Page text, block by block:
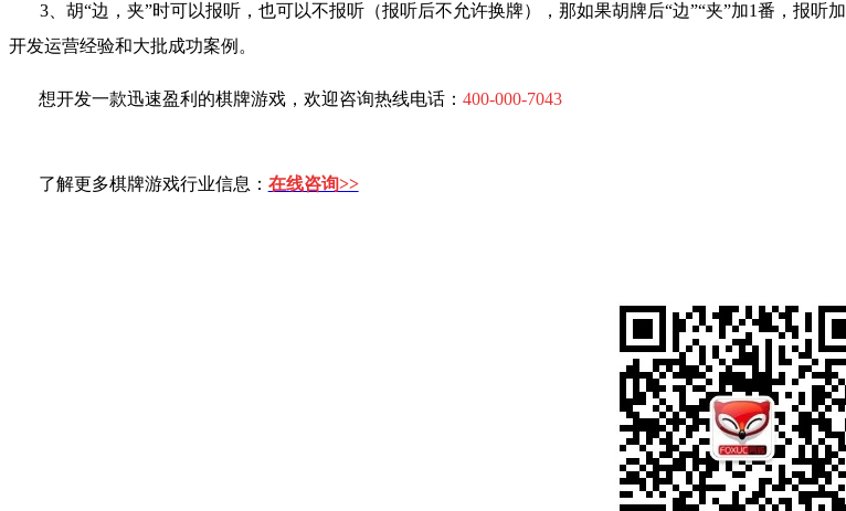
3、胡“边，夹”时可以报听，也可以不报听（报听后不允许换牌），那如果胡牌后“边”“夹”加1番，报听加
开发运营经验和大批成功案例。
想开发一款迅速盈利的棋牌游戏，欢迎咨询热线电话： 400-000-7043
了解更多棋牌游戏行业信息： 在线咨询>>